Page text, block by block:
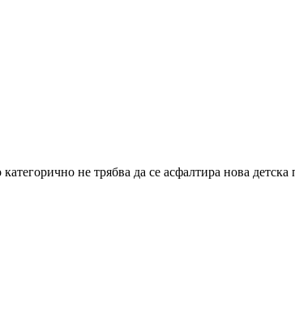
не трябва да се асфалтира нова детска